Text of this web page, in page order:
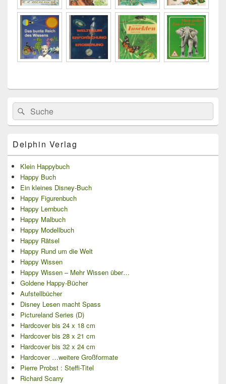
Primärer
Seitenleisten
Widget-
Bereich
Search
for:
Suche
Delphin Verlag
Klein Happybuch
Happy Buch
Ein kleines Disney-Buch
Happy Figurenbuch
Happy Lernbuch
Happy Malbuch
Happy Modellbuch
Happy Rätsel
Happy Rund um die Welt
Happy Wissen
Happy Wissen – Mehr Wissen über…
Goldene Happy-Bücher
Aufstellbücher
Disney Lesen macht Spass
Pictureland Series (D)
Hardcover bis 24 x 18 cm
Hardcover bis 28 x 21 cm
Hardcover bis 32 x 24 cm
Hardcover …weitere Großformate
Pierre Probst : Steffi-Titel
Richard Scarry